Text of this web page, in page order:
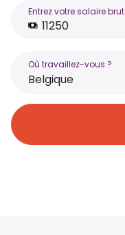
Entrez votre salaire brut
Où travaillez-vous ?
Belgique